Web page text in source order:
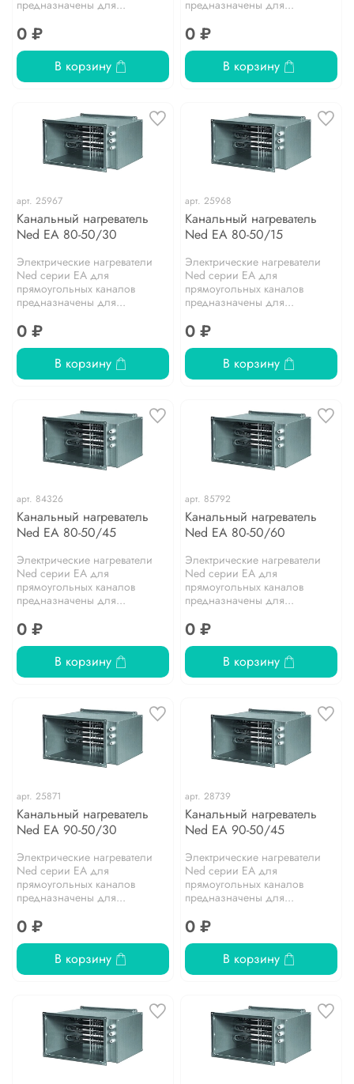
предназначены для...
0 ₽
В корзину
предназначены для...
0 ₽
В корзину
арт. 25967
Канальный нагреватель
Ned EA 80-50/30
Электрические нагреватели
Ned серии EA для
прямоугольных каналов
предназначены для...
0 ₽
В корзину
арт. 25968
Канальный нагреватель
Ned EA 80-50/15
Электрические нагреватели
Ned серии EA для
прямоугольных каналов
предназначены для...
0 ₽
В корзину
арт. 84326
Канальный нагреватель
Ned EA 80-50/45
Электрические нагреватели
Ned серии EA для
прямоугольных каналов
предназначены для...
0 ₽
В корзину
арт. 85792
Канальный нагреватель
Ned EA 80-50/60
Электрические нагреватели
Ned серии EA для
прямоугольных каналов
предназначены для...
0 ₽
В корзину
арт. 25871
Канальный нагреватель
Ned EA 90-50/30
Электрические нагреватели
Ned серии EA для
прямоугольных каналов
предназначены для...
0 ₽
В корзину
арт. 28739
Канальный нагреватель
Ned EA 90-50/45
Электрические нагреватели
Ned серии EA для
прямоугольных каналов
предназначены для...
0 ₽
В корзину